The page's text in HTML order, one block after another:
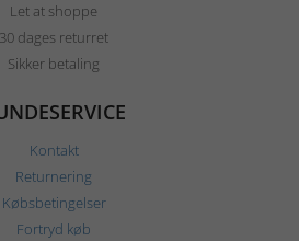
Let at shoppe
30 dages returret
Sikker betaling
Kontakt
Returnering
Købsbetingelser
Fortryd køb